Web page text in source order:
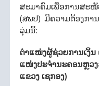
ສະມາຄົມເພື່ອການສະ
(ສພປ) ມີຄວາມຕ້ອງກາ
ລຸ່ມນີ້:
ຕຳແໜ່ງຜູ້ຊ່ວຍການເງິນ
ແໜ່ງປະຈຳນະຄອນຫຼວ
ແຂວງ ເຊກອງ)